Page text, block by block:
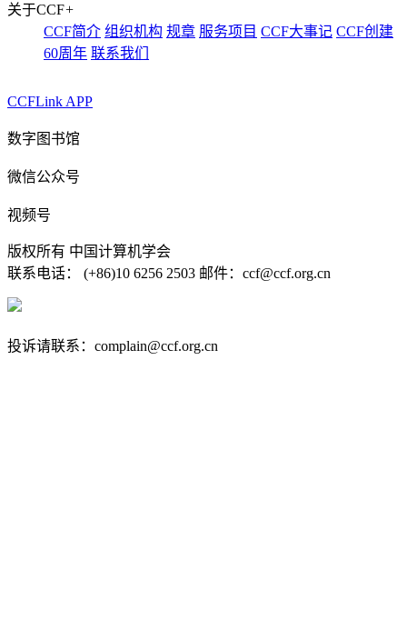
关于CCF+
CCF简介 组织机构 规章 服务项目 CCF大事记 CCF创建
60周年 联系我们
CCFLink APP
数字图书馆
微信公众号
视频号
版权所有 中国计算机学会
联系电话： (+86)10 6256 2503 邮件：ccf@ccf.org.cn
投诉请联系：complain@ccf.org.cn